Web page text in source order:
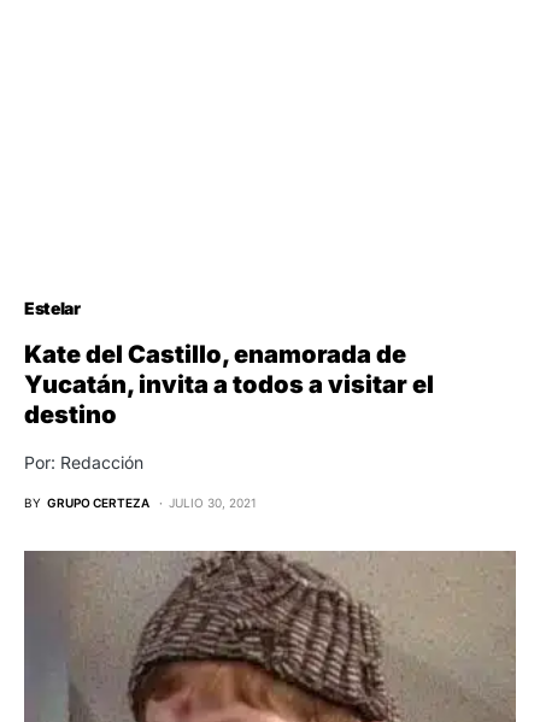
Estelar
Kate del Castillo, enamorada de
Yucatán, invita a todos a visitar el
destino
Por: Redacción
BY GRUPO CERTEZA JULIO 30, 2021